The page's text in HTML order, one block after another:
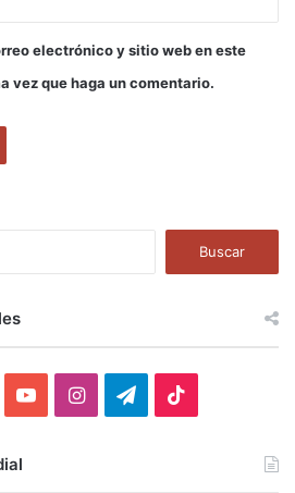
electrónico y sitio web en este
vez que haga un comentario.
:
I